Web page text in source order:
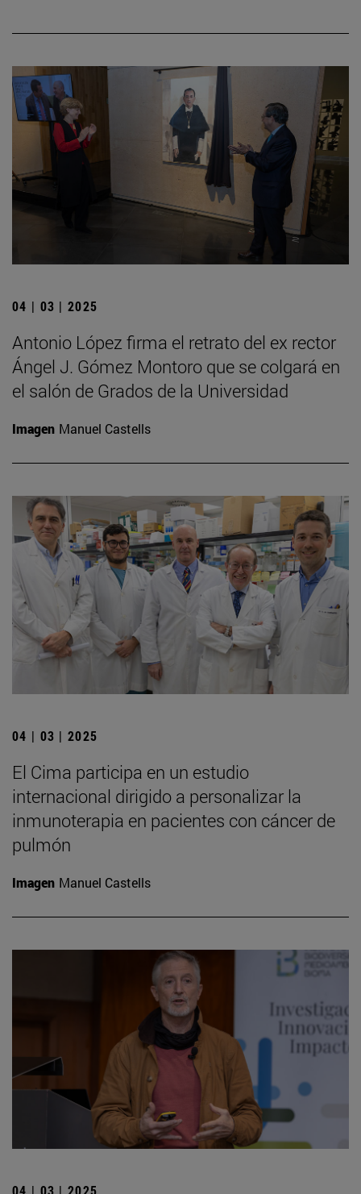
04 | 03 | 2025
Antonio López firma el retrato del ex rector
Ángel J. Gómez Montoro que se colgará en
el salón de Grados de la Universidad
Imagen Manuel Castells
04 | 03 | 2025
El Cima participa en un estudio
internacional dirigido a personalizar la
inmunoterapia en pacientes con cáncer de
pulmón
Imagen Manuel Castells
04 | 03 | 2025